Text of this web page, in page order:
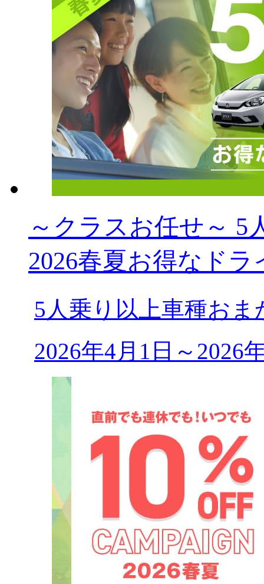
～クラスお任せ～ 5
2026春夏お得なド
5人乗り以上車種お
2026年4月1日～2026